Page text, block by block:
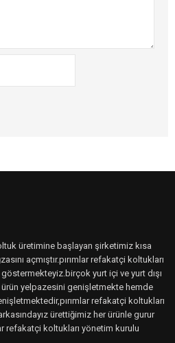
üretimine başlayan şirketimiz kısa
açmıştır.pırımlar refakatçi koltukları
yurt içi ve yurt dışı
ürün yelpazesini genişletmekte hemde
refakatçi koltukları
ürettiğimiz her ürünle gurur
refakatçi koltukları yönetim kurulu